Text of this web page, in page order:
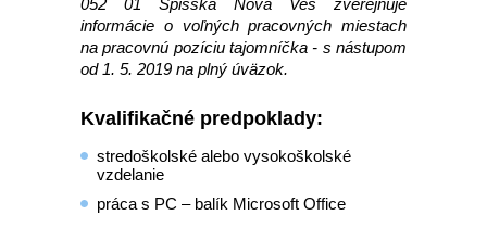
052 01 Spišská Nová Ves zverejňuje
informácie o voľných pracovných miestach
na pracovnú pozíciu tajomníčka - s nástupom
od 1. 5. 2019 na plný úväzok.
Kvalifikačné predpoklady:
stredoškolské alebo vysokoškolské
vzdelanie
práca s PC – balík Microsoft Office